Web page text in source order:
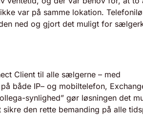
var på samme lokation.
ned og gjort det muligt for
Client til alle sælgerne – med
både IP– og mobiltelefon,
synlighed” gør løsningen det
den rette bemanding på alle